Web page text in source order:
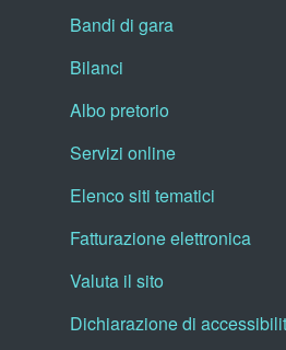
Bandi di gara
Bilanci
Albo pretorio
Servizi online
Elenco siti tematici
Fatturazione elettronica
Valuta il sito
Dichiarazione di